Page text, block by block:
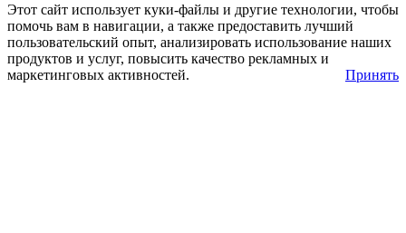
Этот сайт использует куки-файлы и другие технологии, чтобы
помочь вам в навигации, а также предоставить лучший
пользовательский опыт, анализировать использование наших
продуктов и услуг, повысить качество рекламных и
маркетинговых активностей.
Принять